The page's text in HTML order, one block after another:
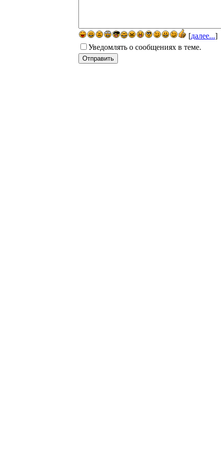
[далее...]
Уведомлять о сообщениях в теме.